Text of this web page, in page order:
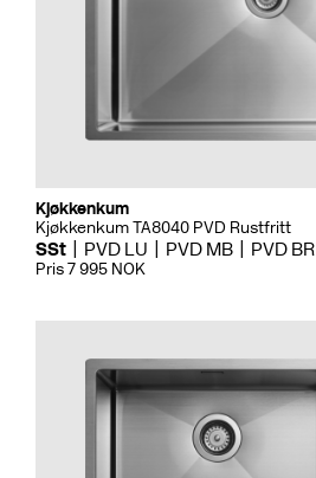
Kjøkkenkum
Kjøkkenkum TA8040 PVD Rustfritt
SSt PVD LU PVD MB PVD BR
Pris 7 995 NOK